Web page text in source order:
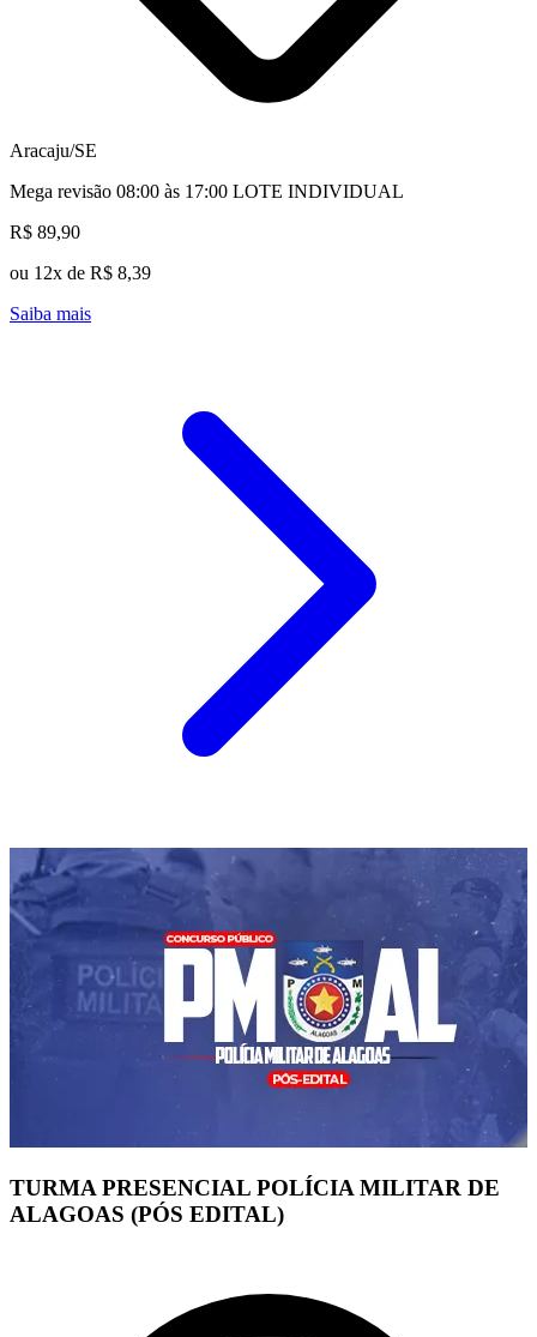
Aracaju/SE
Mega revisão 08:00 às 17:00 LOTE INDIVIDUAL
R$ 89,90
ou 12x de R$ 8,39
Saiba mais
TURMA PRESENCIAL POLÍCIA MILITAR DE
ALAGOAS (PÓS EDITAL)